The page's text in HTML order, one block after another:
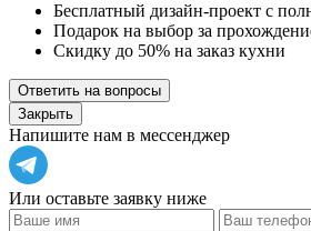
Бесплатный дизайн-проект с
Подарок на выбор за
Скидку до 50% на заказ кухни
Ответить на вопросы
Закрыть
Напишите нам в мессенджер
Или оставьте заявку ниже